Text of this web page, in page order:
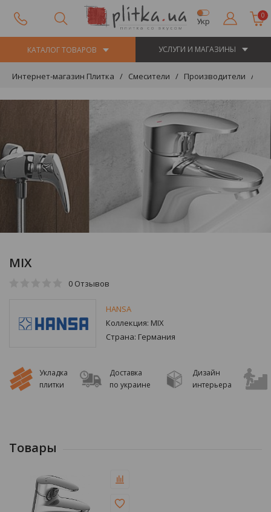
Укр
0
КАТАЛОГ ТОВАРОВ УСЛУГИ И МАГАЗИНЫ
Интернет-магазин Плитка Смесители Производители
MIX
0 Отзывов
HANSA
Коллекция: MIX
Страна: Германия
Укладка
плитки
Доставка
по украине
Дизайн
интерьера
Товары